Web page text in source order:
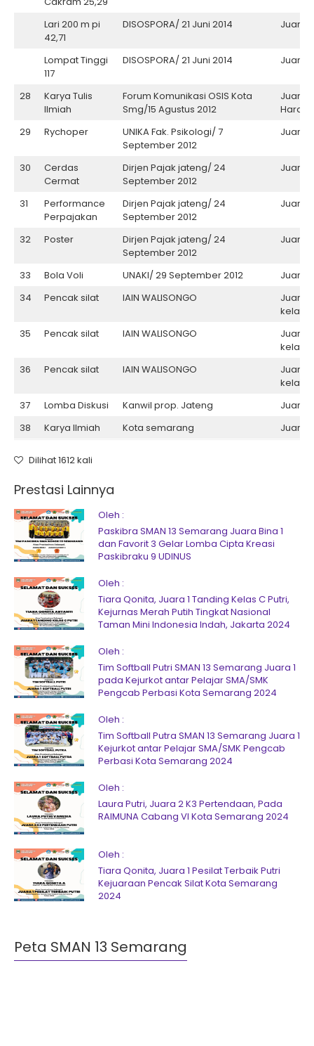
Lari 200 m pi
42,71
DISOSPORA/ 21 Juni 2014 Juara
Lompat Tinggi
117
DISOSPORA/ 21 Juni 2014 Juara II
28
Karya Tulis
Ilmiah
Forum Komunikasi OSIS Kota
Smg/15 Agustus 2012
Juara
29
Rychoper
UNIKA Fak. Psikologi/ 7
September 2012
Juara II
30
Cerdas
Cermat
Dirjen Pajak jateng/ 24
September 2012
Juara I
31
Performance
Perpajakan
Dirjen Pajak jateng/ 24
September 2012
Juara I
32 Poster
Dirjen Pajak jateng/ 24
September 2012
Juara
33 Bola Voli UNAKI/ 29 September 2012
Juara
34
Pencak silat IAIN WALISONGO
Juara II
kelas G
35
Pencak silat IAIN WALISONGO
Juara II
kelas F
36
Pencak silat IAIN WALISONGO
Juara II
kelas B
37
Lomba Diskusi Kanwil prop. Jateng
Juara II
38
Karya Ilmiah Kota semarang Juara
Dilihat 1612 kali
Prestasi Lainnya
Oleh :
Paskibra SMAN 13 Semarang Juara Bina 1
dan Favorit 3 Gelar Lomba Cipta Kreasi
Paskibraku 9 UDINUS
Oleh :
Tiara Qonita, Juara 1 Tanding Kelas C Putri,
Kejurnas Merah Putih Tingkat Nasional
Taman Mini Indonesia Indah, Jakarta 2024
Oleh :
Tim Softball Putri SMAN 13 Semarang Juara 1
pada Kejurkot antar Pelajar SMA/SMK
Pengcab Perbasi Kota Semarang 2024
Oleh :
Tim Softball Putra SMAN 13 Semarang Juara 1
Kejurkot antar Pelajar SMA/SMK Pengcab
Perbasi Kota Semarang 2024
Oleh :
Laura Putri, Juara 2 K3 Pertendaan, Pada
RAIMUNA Cabang VI Kota Semarang 2024
Oleh :
Tiara Qonita, Juara 1 Pesilat Terbaik Putri
Kejuaraan Pencak Silat Kota Semarang
2024
Peta SMAN 13 Semarang